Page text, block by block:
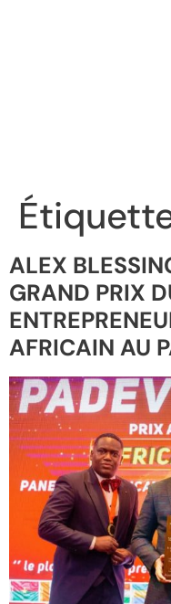
ALEX
GRAND PRIX
AFRICAIN AU